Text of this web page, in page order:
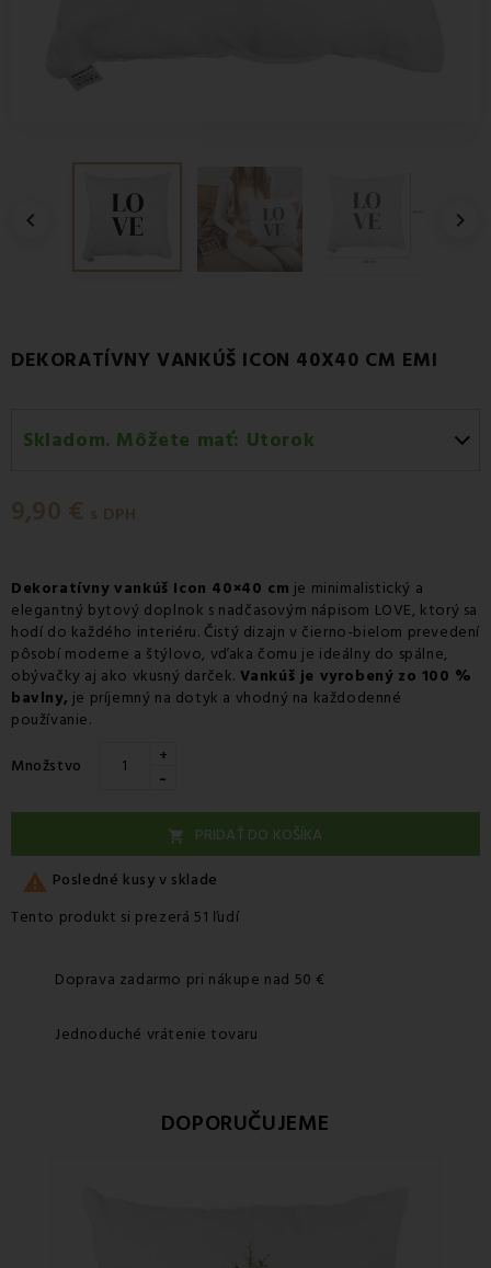
 
DEKORATÍVNY VANKÚŠ ICON 40X40 CM EMI
Skladom. Môžete mať: Utorok
Utorok 11.08
Utorok 11.08 -Osobný odber v odbernom mieste GLS
Streda 12.08 -Packeta doručenie kuriérom na adresu
9,90 € s DPH
Dekoratívny vankúš Icon 40×40 cm je minimalistický a
elegantný bytový doplnok s nadčasovým nápisom LOVE, ktorý sa
hodí do každého interiéru. Čistý dizajn v čierno-bielom prevedení
pôsobí moderne a štýlovo, vďaka čomu je ideálny do spálne,
obývačky aj ako vkusný darček. Vankúš je vyrobený zo 100 %
bavlny, je príjemný na dotyk a vhodný na každodenné
používanie.
Množstvo +
-
 PRIDAŤ DO KOŠÍKA
 Posledné kusy v sklade
Tento produkt si prezerá 51 ľudí
Doprava zadarmo pri nákupe nad 50 €
Jednoduché vrátenie tovaru
DOPORUČUJEME